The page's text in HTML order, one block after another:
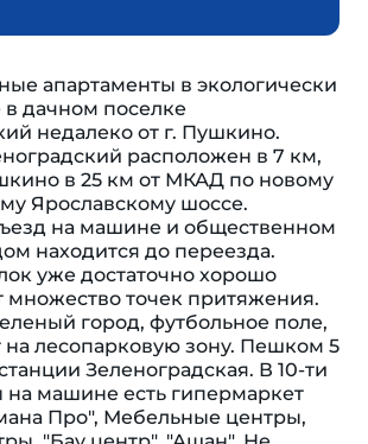
апартаменты в экологически
в дачном поселке
недалеко от г. Пушкино.
расположен в 7 км,
в 25 км от МКАД по новому
Ярославскому шоссе.
на машине и общественном
находится до переезда.
уже достаточно хорошо
множество точек притяжения.
город, футбольное поле,
на лесопарковую зону. Пешком 5
Зеленоградская. В 10-ти
на машине есть гипермаркет
Про", Мебельные центры,